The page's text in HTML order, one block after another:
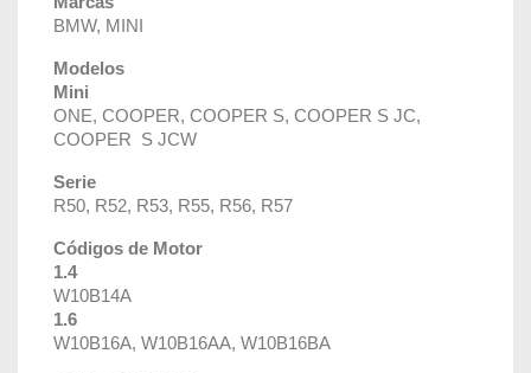
BMW, MINI
Modelos
Mini
ONE, COOPER, COOPER S, COOPER S JC,
COOPER S JCW
Serie
R50, R52, R53, R55, R56, R57
Códigos de Motor
1.4
W10B14A
1.6
W10B16A, W10B16AA, W10B16BA